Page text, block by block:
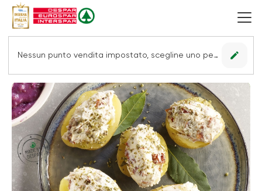
Nessun punto vendita impostato, scegline uno per vedere le offerte. edit